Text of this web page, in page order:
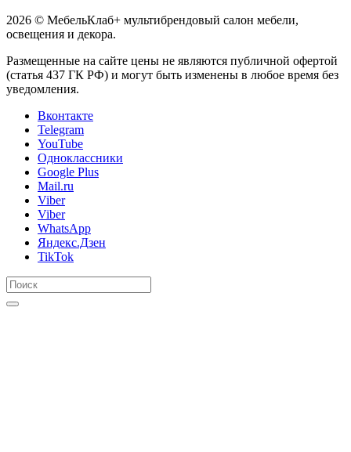
2026 © МебельКлаб+ мультибрендовый салон мебели,
освещения и декора.
Размещенные на сайте цены не являются публичной офертой
(статья 437 ГК РФ) и могут быть изменены в любое время без
уведомления.
Вконтакте
Telegram
YouTube
Одноклассники
Google Plus
Mail.ru
Viber
Viber
WhatsApp
Яндекс.Дзен
TikTok